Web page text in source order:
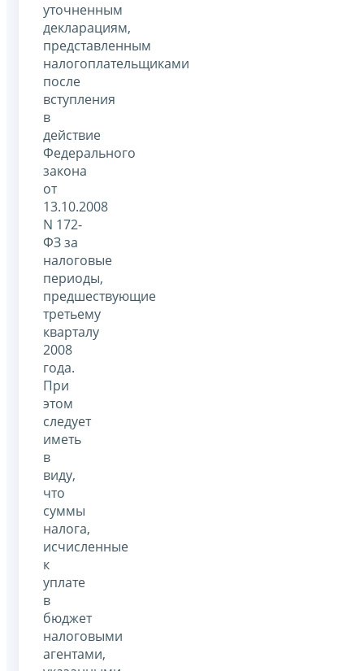
уточненным
декларациям,
представленным
налогоплательщиками
после
вступления
в
действие
Федерального
закона
от
13.10.2008
N 172-
ФЗ за
налоговые
периоды,
предшествующие
третьему
кварталу
2008
года.
При
этом
следует
иметь
в
виду,
что
суммы
налога,
исчисленные
к
уплате
в
бюджет
налоговыми
агентами,